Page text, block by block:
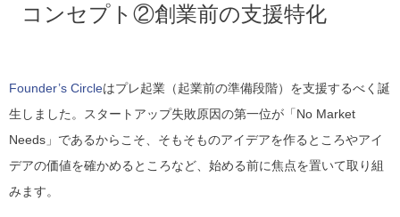
コンセプト②創業前の支援特化
Founder’s Circleはプレ起業（起業前の準備段階）を支援するべく誕
生しました。スタートアップ失敗原因の第一位が「No Market
Needs」であるからこそ、そもそものアイデアを作るところやアイ
デアの価値を確かめるところなど、始める前に焦点を置いて取り組
みます。